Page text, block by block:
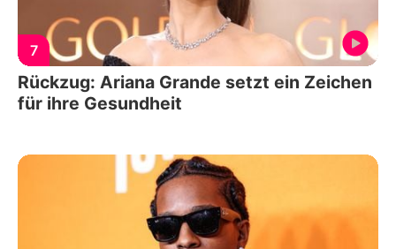
7
Rückzug: Ariana Grande setzt ein Zeichen
für ihre Gesundheit